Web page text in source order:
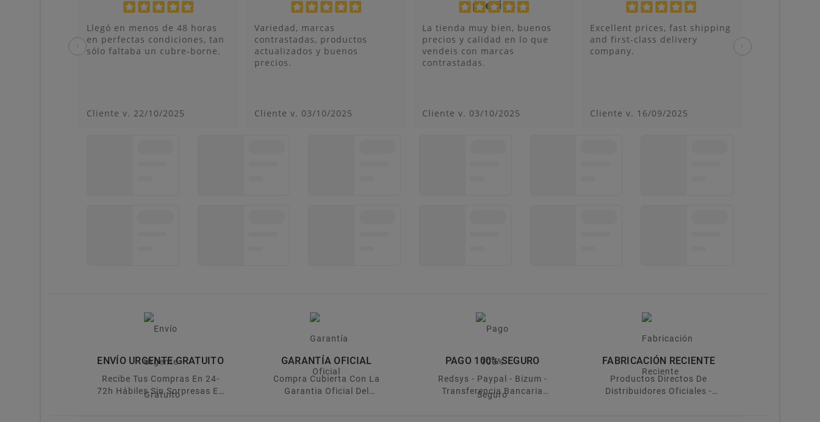
Llegó en menos de 48 horas
en perfectas condiciones, tan
sólo faltaba un cubre-borne.
Cliente v. 22/10/2025
Variedad, marcas
contrastadas, productos
actualizados y buenos
precios.
Cliente v. 03/10/2025
precios
La tienda muy bien, buenos
precios y calidad en lo que
vendeis con marcas
contrastadas.
Cliente v. 03/10/2025
Excellent prices, fast shipping
and first-class delivery
company.
Cliente v. 16/09/2025
‹ ›
ENVÍO URGENTE GRATUITO
Recibe Tus Compras En 24-
72h Hábiles Sin Sorpresas En
GARANTÍA OFICIAL
Compra Cubierta Con La
Garantia Oficial Del
PAGO 100% SEGURO
Redsys - Paypal - Bizum -
Transferencia Bancaria
FABRICACIÓN RECIENTE
Productos Directos De
Distribuidores Oficiales -